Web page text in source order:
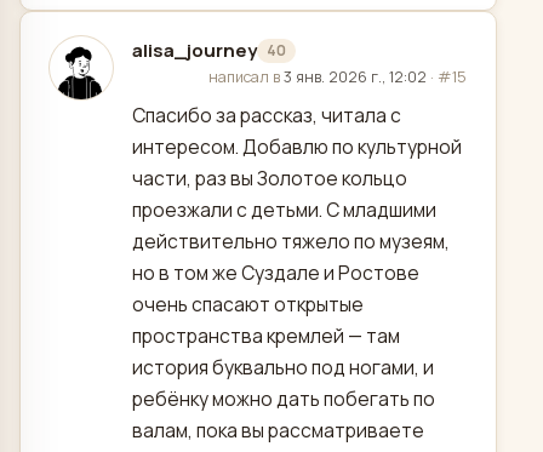
alisa_journey 40
отредактировано
написал в3 янв. 2026 г., 12:02 · #15
Спасибо за рассказ, читала с
интересом. Добавлю по культурной
части, раз вы Золотое кольцо
проезжали с детьми. С младшими
действительно тяжело по музеям,
но в том же Суздале и Ростове
очень спасают открытые
пространства кремлей — там
история буквально под ногами, и
ребёнку можно дать побегать по
валам, пока вы рассматриваете